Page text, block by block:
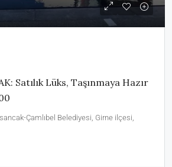
Satılık Lüks, Taşınmaya Hazır
Çamlıbel Belediyesi, Girne ilçesi,